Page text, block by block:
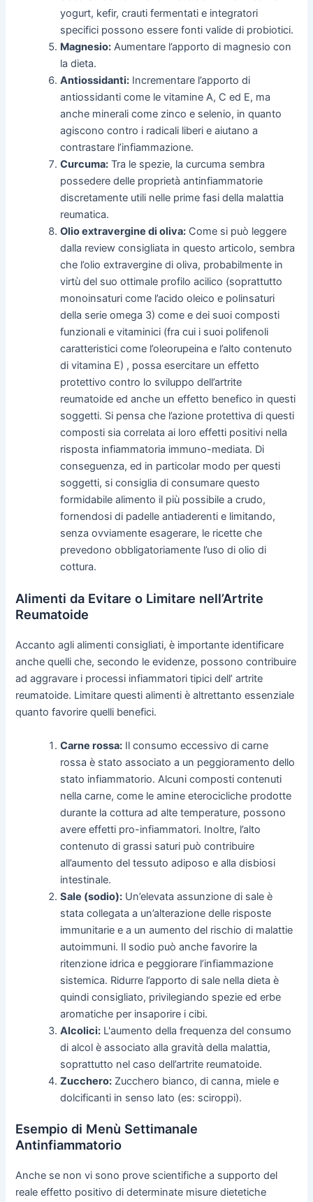
yogurt, kefir, crauti fermentati e integratori
specifici possono essere fonti valide di probiotici.
Magnesio: Aumentare l’apporto di magnesio con
la dieta.
Antiossidanti: Incrementare l’apporto di
antiossidanti come le vitamine A, C ed E, ma
anche minerali come zinco e selenio, in quanto
agiscono contro i radicali liberi e aiutano a
contrastare l’infiammazione.
Curcuma: Tra le spezie, la curcuma sembra
possedere delle proprietà antinfiammatorie
discretamente utili nelle prime fasi della malattia
reumatica.
Olio extravergine di oliva: Come si può leggere
dalla review consigliata in questo articolo, sembra
che l’olio extravergine di oliva, probabilmente in
virtù del suo ottimale profilo acilico (soprattutto
monoinsaturi come l’acido oleico e polinsaturi
della serie omega 3) come e dei suoi composti
funzionali e vitaminici (fra cui i suoi polifenoli
caratteristici come l’oleorupeina e l’alto contenuto
di vitamina E) , possa esercitare un effetto
protettivo contro lo sviluppo dell’artrite
reumatoide ed anche un effetto benefico in questi
soggetti. Si pensa che l’azione protettiva di questi
composti sia correlata ai loro effetti positivi nella
risposta infiammatoria immuno-mediata. Di
conseguenza, ed in particolar modo per questi
soggetti, si consiglia di consumare questo
formidabile alimento il più possibile a crudo,
fornendosi di padelle antiaderenti e limitando,
senza ovviamente esagerare, le ricette che
prevedono obbligatoriamente l’uso di olio di
cottura.
Alimenti da Evitare o Limitare nell’Artrite
Reumatoide
Accanto agli alimenti consigliati, è importante identificare
anche quelli che, secondo le evidenze, possono contribuire
ad aggravare i processi infiammatori tipici dell’ artrite
reumatoide. Limitare questi alimenti è altrettanto essenziale
quanto favorire quelli benefici.
Carne rossa: Il consumo eccessivo di carne
rossa è stato associato a un peggioramento dello
stato infiammatorio. Alcuni composti contenuti
nella carne, come le amine eterocicliche prodotte
durante la cottura ad alte temperature, possono
avere effetti pro-infiammatori. Inoltre, l’alto
contenuto di grassi saturi può contribuire
all’aumento del tessuto adiposo e alla disbiosi
intestinale.
Sale (sodio): Un’elevata assunzione di sale è
stata collegata a un’alterazione delle risposte
immunitarie e a un aumento del rischio di malattie
autoimmuni. Il sodio può anche favorire la
ritenzione idrica e peggiorare l’infiammazione
sistemica. Ridurre l’apporto di sale nella dieta è
quindi consigliato, privilegiando spezie ed erbe
aromatiche per insaporire i cibi.
Alcolici: L'aumento della frequenza del consumo
di alcol è associato alla gravità della malattia,
soprattutto nel caso dell’artrite reumatoide.
Zucchero: Zucchero bianco, di canna, miele e
dolcificanti in senso lato (es: sciroppi).
Esempio di Menù Settimanale
Antinfiammatorio
Anche se non vi sono prove scientifiche a supporto del
reale effetto positivo di determinate misure dietetiche